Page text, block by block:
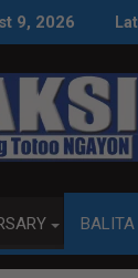
9, 2026
BALITA